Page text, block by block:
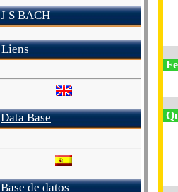
J S BACH
Liens
Data Base
Base de datos